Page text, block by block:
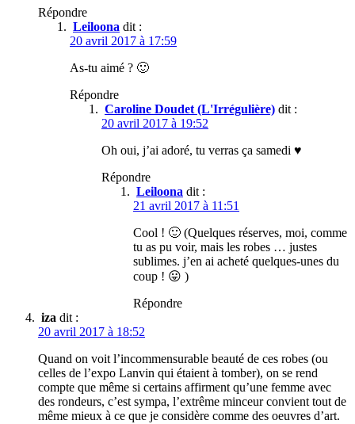
Répondre
Leiloona dit :
20 avril 2017 à 17:59
As-tu aimé ? 🙂
Répondre
Caroline Doudet (L'Irrégulière) dit :
20 avril 2017 à 19:52
Oh oui, j’ai adoré, tu verras ça samedi ♥
Répondre
Leiloona dit :
21 avril 2017 à 11:51
Cool ! 🙂 (Quelques réserves, moi, comme
tu as pu voir, mais les robes … justes
sublimes. j’en ai acheté quelques-unes du
coup ! 😛 )
Répondre
iza dit :
20 avril 2017 à 18:52
Quand on voit l’incommensurable beauté de ces robes (ou
celles de l’expo Lanvin qui étaient à tomber), on se rend
compte que même si certains affirment qu’une femme avec
des rondeurs, c’est sympa, l’extrême minceur convient tout de
même mieux à ce que je considère comme des oeuvres d’art.